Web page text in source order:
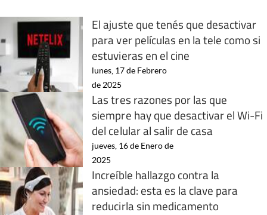
El ajuste que tenés que desactivar
para ver películas en la tele como si
estuvieras en el cine
lunes, 17 de Febrero
de 2025
Las tres razones por las que
siempre hay que desactivar el Wi-Fi
del celular al salir de casa
jueves, 16 de Enero de
2025
Increíble hallazgo contra la
ansiedad: esta es la clave para
reducirla sin medicamento